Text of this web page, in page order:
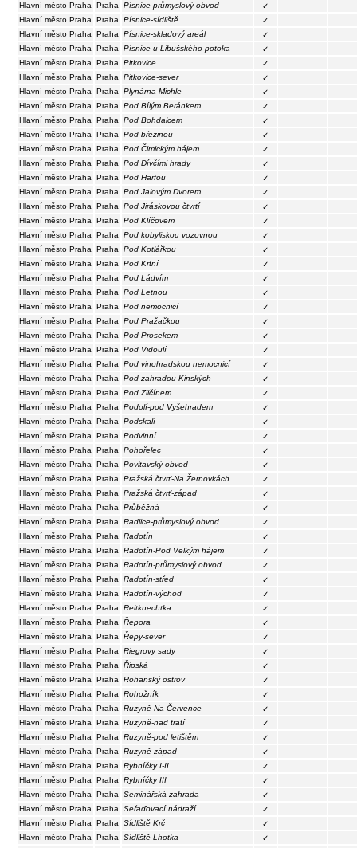
Hlavní město Praha Praha Písnice-průmyslový obvod
✓
Hlavní město Praha
Praha Písnice-sídliště
✓
Hlavní město Praha
Praha Písnice-skladový areál
✓
Hlavní město Praha
Praha Písnice-u Libušského potoka
✓
Hlavní město Praha
Praha Pitkovice
✓
Hlavní město Praha
Praha Pitkovice-sever
✓
Hlavní město Praha
Praha Plynárna Michle
✓
Hlavní město Praha
Praha Pod Bílým Beránkem
✓
Hlavní město Praha
Praha Pod Bohdalcem
✓
Hlavní město Praha
Praha Pod březinou
✓
Hlavní město Praha
Praha Pod Čimickým hájem
✓
Hlavní město Praha
Praha Pod Dívčími hrady
✓
Hlavní město Praha
Praha Pod Harfou
✓
Hlavní město Praha
Praha Pod Jalovým Dvorem
✓
Hlavní město Praha
Praha Pod Jiráskovou čtvrtí
✓
Hlavní město Praha
Praha Pod Klíčovem
✓
Hlavní město Praha
Praha Pod kobyliskou vozovnou
✓
Hlavní město Praha
Praha Pod Kotlářkou
✓
Hlavní město Praha
Praha Pod Krtní
✓
Hlavní město Praha
Praha Pod Ládvím
✓
Hlavní město Praha
Praha Pod Letnou
✓
Hlavní město Praha
Praha Pod nemocnicí
✓
Hlavní město Praha
Praha Pod Pražačkou
✓
Hlavní město Praha
Praha Pod Prosekem
✓
Hlavní město Praha
Praha Pod Vidoulí
✓
Hlavní město Praha
Praha Pod vinohradskou nemocnicí
✓
Hlavní město Praha
Praha Pod zahradou Kinských
✓
Hlavní město Praha
Praha Pod Zličínem
✓
Hlavní město Praha
Praha Podolí-pod Vyšehradem
✓
Hlavní město Praha
Praha Podskalí
✓
Hlavní město Praha
Praha Podvinní
✓
Hlavní město Praha
Praha Pohořelec
✓
Hlavní město Praha
Praha Povltavský obvod
✓
Hlavní město Praha
Praha Pražská čtvrť-Na Žernovkách
✓
Hlavní město Praha
Praha Pražská čtvrť-západ
✓
Hlavní město Praha
Praha Průběžná
✓
Hlavní město Praha
Praha Radlice-průmyslový obvod
✓
Hlavní město Praha
Praha Radotín
✓
Hlavní město Praha
Praha Radotín-Pod Velkým hájem
✓
Hlavní město Praha
Praha Radotín-průmyslový obvod
✓
Hlavní město Praha
Praha Radotín-střed
✓
Hlavní město Praha
Praha Radotín-východ
✓
Hlavní město Praha
Praha Reitknechtka
✓
Hlavní město Praha
Praha Řepora
✓
Hlavní město Praha
Praha Řepy-sever
✓
Hlavní město Praha
Praha Riegrovy sady
✓
Hlavní město Praha
Praha Řipská
✓
Hlavní město Praha
Praha Rohanský ostrov
✓
Hlavní město Praha
Praha Rohožník
✓
Hlavní město Praha
Praha Ruzyně-Na Července
✓
Hlavní město Praha
Praha Ruzyně-nad tratí
✓
Hlavní město Praha
Praha Ruzyně-pod letištěm
✓
Hlavní město Praha
Praha Ruzyně-západ
✓
Hlavní město Praha
Praha Rybníčky I-II
✓
Hlavní město Praha
Praha Rybníčky III
✓
Hlavní město Praha
Praha Seminářská zahrada
✓
Hlavní město Praha
Praha Seřaďovací nádraží
✓
Hlavní město Praha
Praha Sídliště Krč
✓
Hlavní město Praha
Praha Sídliště Lhotka
✓